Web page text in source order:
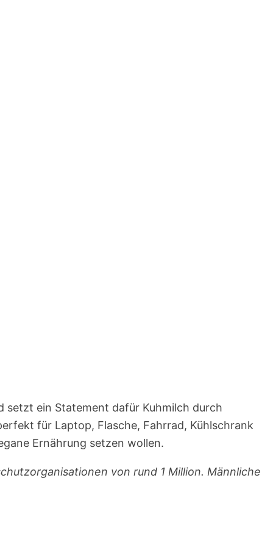
setzt ein Statement dafür Kuhmilch durch
für Laptop, Flasche, Fahrrad, Kühlschrank
Ernährung setzen wollen.
von rund 1 Million. Männliche